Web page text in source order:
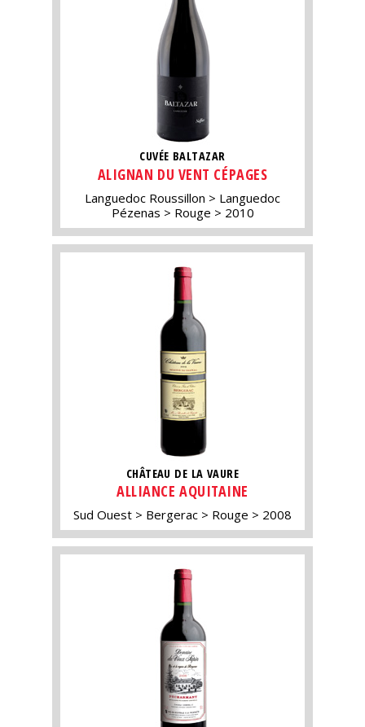
CUVÉE BALTAZAR
ALIGNAN DU VENT CÉPAGES
Languedoc Roussillon
Languedoc
Pézenas
Rouge 2010
CHÂTEAU DE LA VAURE
ALLIANCE AQUITAINE
Sud Ouest Bergerac Rouge 2008